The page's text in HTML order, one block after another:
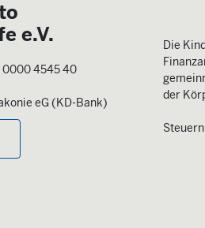
e.V.
0000 4545 40
eG (KD-Bank)
Die
der